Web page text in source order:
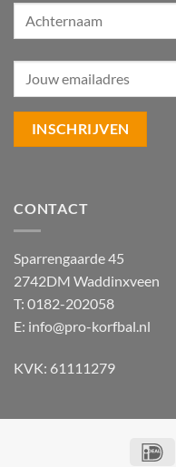
CONTACT
Sparrengaarde 45
2742DM Waddinxveen
T: 0182-202058
E: info@pro-korfbal.nl
KVK: 61111279